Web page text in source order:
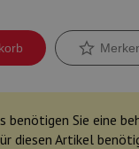
benötigen Sie eine
diesen Artikel